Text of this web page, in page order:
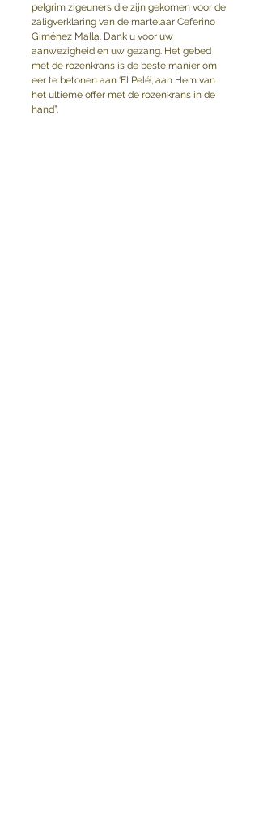
pelgrim zigeuners die zijn gekomen voor de
zaligverklaring van de martelaar Ceferino
Giménez Malla. Dank u voor uw
aanwezigheid en uw gezang. Het gebed
met de rozenkrans is de beste manier om
eer te betonen aan ‘El Pelé’; aan Hem van
het ultieme offer met de rozenkrans in de
hand”.